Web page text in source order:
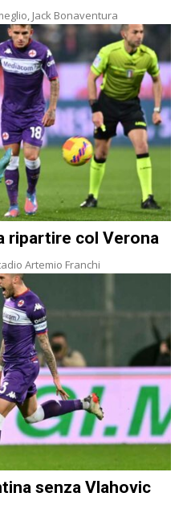
Jack Bonaventura
ripartire col Verona
Artemio Franchi
senza Vlahovic